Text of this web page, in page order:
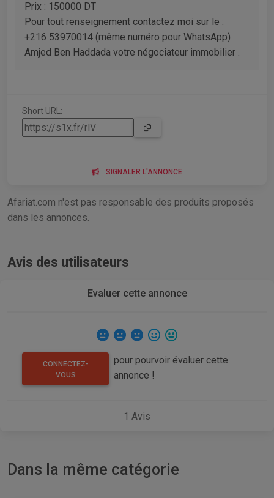
Prix : 150000 DT
Pour tout renseignement contactez moi sur le :
+216 53970014 (même numéro pour WhatsApp)
Amjed Ben Haddada votre négociateur immobilier .
Short URL:
SIGNALER L'ANNONCE
Afariat.com n'est pas responsable des produits proposés
dans les annonces.
Avis des utilisateurs
Evaluer cette annonce
CONNECTEZ-
VOUS
pour pourvoir évaluer cette
annonce !
1 Avis
Dans la même catégorie